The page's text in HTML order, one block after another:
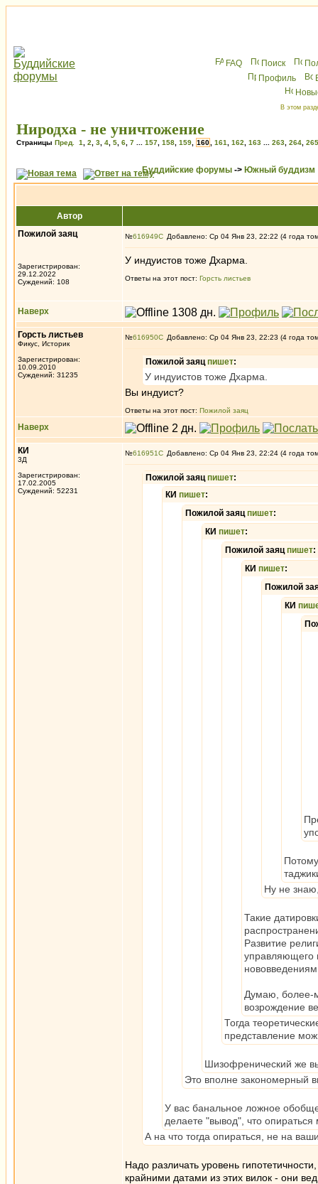
FAQ Поиск
Профиль
В этом
Ниродха - не уничтожение
Страницы Пред. 1 2 3 4 5 6 7 157 158 159 160 161 162 163 263 264 265
Буддийские форумы -> Южный буддизм
Автор
Пожилой заяц
Зарегистрирован:
29.12.2022
Суждений: 108
№616949 Добавлено: Ср 04 Янв 23, 22:22 (4 года
У индуистов тоже Дхарма.
Ответы на этот пост: Горсть листьев
Наверх
Горсть листьев
Фикус, Историк
Зарегистрирован:
10.09.2010
Суждений: 31235
№616950 Добавлено: Ср 04 Янв 23, 22:23 (4 года
Пожилой заяцпишет:
У индуистов тоже Дхарма.
Вы индуист?
Ответы на этот пост: Пожилой заяц
Наверх
КИ
3Д
Зарегистрирован:
17.02.2005
Суждений: 52231
№616951 Добавлено: Ср 04 Янв 23, 22:24 (4 года
Пожилой заяцпишет:
КИ пишет:
Пожилой заяцпишет:
КИ пишет:
Пожилой заяцпишет:
КИ пишет:
Пожилой
КИ
Ну не
Такие
Развитие
управляющего
Думаю, более-
возрождение
Тогда
представление
Шизофренический же
Это вполне закономерный
У вас банальное ложное
делаете "вывод", что
А на что тогда опираться, не на
Надо различать уровень
крайними датами из этих вилок - они